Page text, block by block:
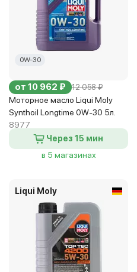
0W-30
от 10 962 ₽ 12 058 ₽
Моторное масло Liqui Moly
Synthoil Longtime 0W-30 5л.
8977
Через 15 мин
в 5 магазинах
Liqui Moly